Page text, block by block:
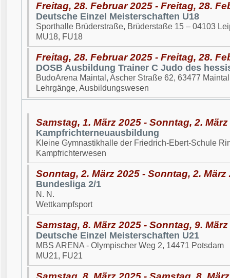
Freitag, 28. Februar 2025 - Freitag, 28.
Deutsche Einzel Meisterschaften U18
Sporthalle Brüderstraße, Brüderstaße 15 – 04103
MU18, FU18
Freitag, 28. Februar 2025 - Freitag, 28.
DOSB Ausbildung Trainer C Judo des
BudoArena Maintal, Ascher Straße 62, 63477 Maintal
Lehrgänge, Ausbildungswesen
Samstag, 1. März 2025 - Sonntag, 2. März
Kampfrichterneuausbildung
Kleine Gymnastikhalle der Friedrich-Ebert-Schule
Kampfrichterwesen
Sonntag, 2. März 2025 - Sonntag, 2. März
Bundesliga 2/1
N. N.
Wettkampfsport
Samstag, 8. März 2025 - Sonntag, 9. März
Deutsche Einzel Meisterschaften U21
MBS ARENA - Olympischer Weg 2, 14471 Potsdam
MU21, FU21